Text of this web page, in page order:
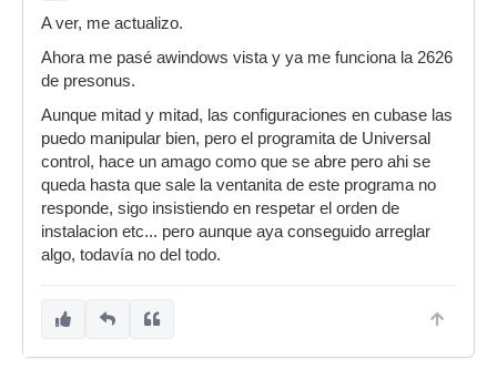
A ver, me actualizo.
Ahora me pasé awindows vista y ya me funciona la 2626
de presonus.
Aunque mitad y mitad, las configuraciones en cubase las
puedo manipular bien, pero el programita de Universal
control, hace un amago como que se abre pero ahi se
queda hasta que sale la ventanita de este programa no
responde, sigo insistiendo en respetar el orden de
instalacion etc... pero aunque aya conseguido arreglar
algo, todavía no del todo.